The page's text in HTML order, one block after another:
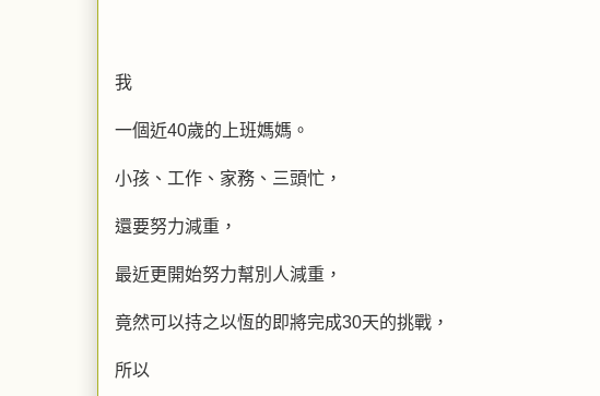
我
一個近40歲的上班媽媽。
小孩、工作、家務、三頭忙，
還要努力減重，
最近更開始努力幫別人減重，
竟然可以持之以恆的即將完成30天的挑戰，
所以